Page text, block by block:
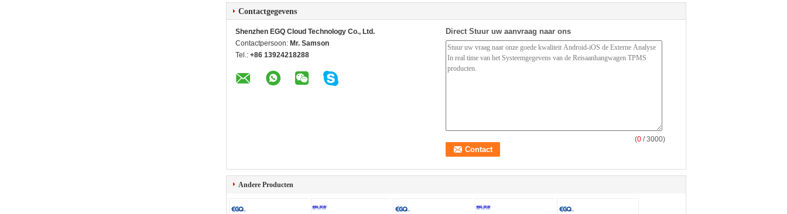
Contactgegevens
Shenzhen EGQ Cloud Technology Co., Ltd.
Contactpersoon: Mr. Samson
Tel.: +86 13924218288
Direct Stuur uw aanvraag naar ons
(0 / 3000)
Andere Producten